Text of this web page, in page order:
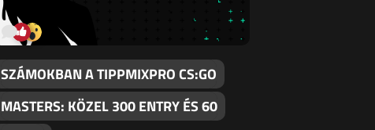
SZÁMOKBAN A TIPPMIXPRO CS:GO
MASTERS: KÖZEL 300 ENTRY ÉS 60